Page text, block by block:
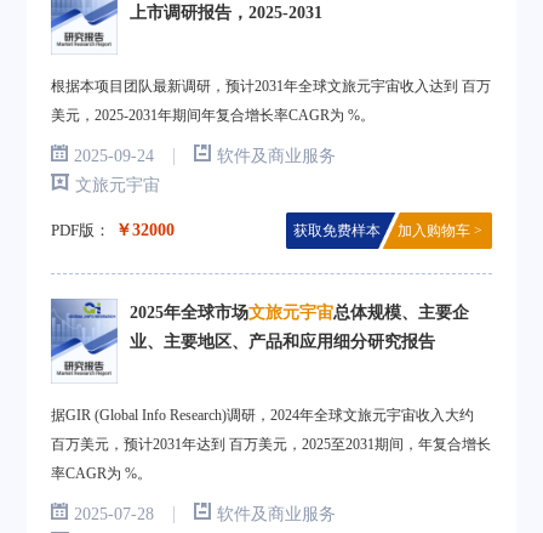
上市调研报告，2025-2031
根据本项目团队最新调研，预计2031年全球文旅元宇宙收入达到 百万
美元，2025-2031年期间年复合增长率CAGR为 %。
2025-09-24 |
软件及商业服务
文旅元宇宙
PDF版： ￥32000 获取免费样本 加入购物车 >
2025年全球市场文旅元宇宙总体规模、主要企
业、主要地区、产品和应用细分研究报告
据GIR (Global Info Research)调研，2024年全球文旅元宇宙收入大约
百万美元，预计2031年达到 百万美元，2025至2031期间，年复合增长
率CAGR为 %。
2025-07-28 |
软件及商业服务